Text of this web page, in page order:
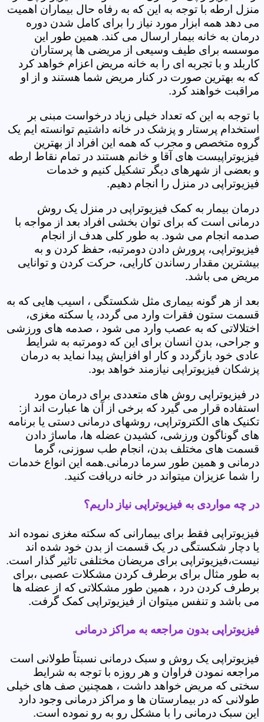
منزل ارطه با توجه به این که به رفاه حال بیماران اهمیت
می دهد همه ابزار مورد نیاز را برای کامل شدن دوره
درمان به خانه بیمار ارسال می کند. همین طور این
موسسه برای طیف وسیعی از مریضی ها پرستاران
کاربلد و با تجربه ای را به خانه مریض اعزام خواهد کرد
که به بهترین صورت در کنار مریض شما هستند و از او
مراقبت خواهند کرد.
با توجه به این که تعداد خیلی زیاد درخواست مبنی بر
استخدام پرستار و پزشک در خانه داشتیم توانسته ایم یک
گروه متخصص و مجرب که همه این افراد از بهترین
فیزیوتراپیست های آقا و خانم هستند در تمام نقاط ارطه
و بعضی از شهرهای دیگر تشکیل کنیم و خدمات
فیزیوتراپی در منزل را انجام دهیم.
درمان بیمار به کمک فیزیوتراپی در منزل یک روش
درمانی است که برای توان بخشی افراد بعد از مواجه با
صدمه انجام می شود. به طور کلی هدف از انجام
فیزیوتراپی، پرورش دادن دومرتبه، حفظ کردن و به
بیشترین مقدار رساندن کارایی، حرکت کردن و توانایی
مریض می باشد.
بعد از هر گونه بیماری مثل شکستگی ، اسیب هایی که به
قسمت ستون فقرات وارد می گردد، یا سکته مغزی،
اختلالاتی که به عصب وارد می شود ، صدمه های ورزشی
و جراحی، بدن انسان برای این که دومرتبه به شرایط
عادی خود بازگردد و کار او افزایش پیدا نماید به درمان
پزشکان فیزیوتراپی نیازمند خواهد بود.
در فیزیوتراپی روش های متعددی برای درمان مورد
استفاده قرار می گیرد که برخی از آن ها عبارت اند از:
تکنیک های الکتروتراپی، روشهای درمانی دستی یا برنامه
های گوناگون ورزشی، کشیدن عضله ها، ماساژ دادن
قسمت های مختلف بدن، انجام طب سوزنی، گرما
درمانی و همین طور سرما درمانی.همه این انواع خدمات
را شما عزیزان میتواند در خانه دریافت کنید.
در چه مواردی به فیزیوتراپی نیاز داریم؟
فیزیوتراپی فقط برای بیمارانی که سکته مغزی نموده اند
یا دچار شکستگی در یک قسمت از بدن خود شده اند
نیست،فیزیوتراپی برای مریضان مختلفی تاثیر گذار است.
به طور مثال برای برطرف کردن مشکلات عصبی ،برای
برطرف کردن درد ، همین طور مشکلاتی که از عضله ها
می باشد و تنفس میتوان از فیزیوتراپی کمک گرفت.
فیزیوتراپی بدون مراجعه به مراکز درمانی
فیزیوتراپی یک روش و سبک درمانی نسبتاً طولانی است
مراجعه نمودن فراوان و هر روزه با توجه به شرایط
سختی که مریض خواهد داشت ، همچنین صف های خیلی
طولانی که در بیمارستان ها و مراکز درمانی وجود دارد
این سبک درمانی را با مشکل رو به رو نموده است.